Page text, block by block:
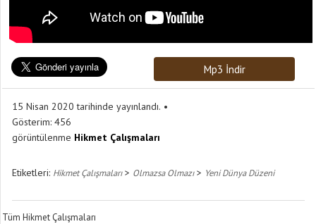
Mp3 İndir
15 Nisan 2020 tarihinde yayınlandı.
Gösterim: 456
görüntülenme Hikmet Çalışmaları
Etiketleri: Hikmet Çalışmaları> Olmazsa Olmazı> Yeni Dünya Düzeni
Tüm Hikmet Çalışmaları